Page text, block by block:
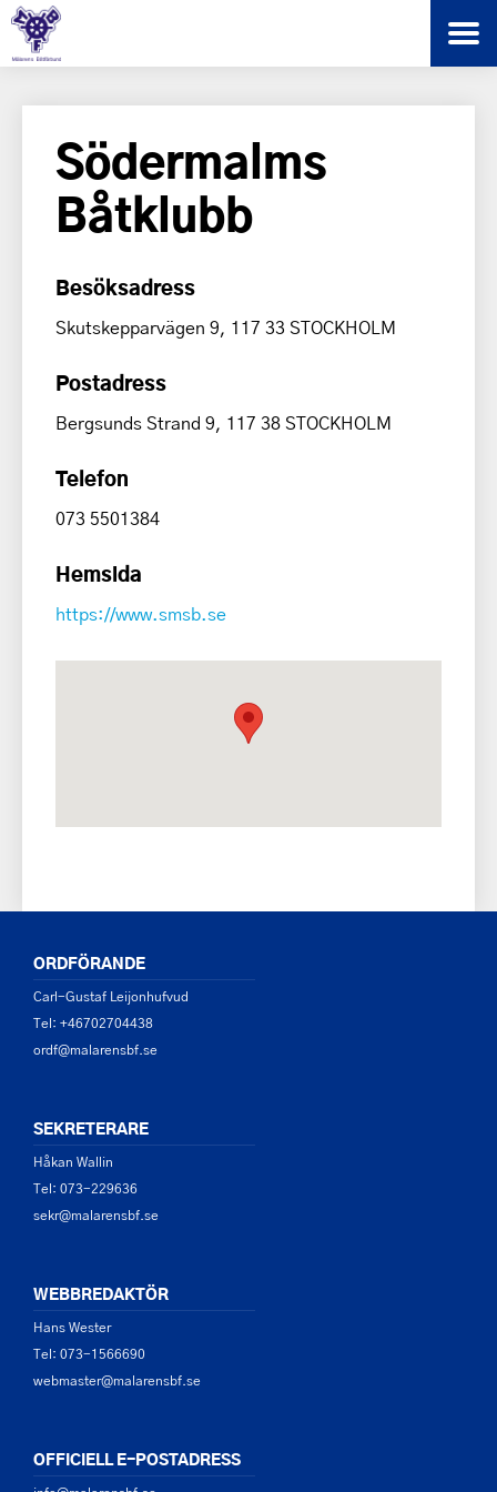
Södermalms
Båtklubb
Besöksadress
Skutskepparvägen 9, 117 33 STOCKHOLM
Postadress
Bergsunds Strand 9, 117 38 STOCKHOLM
Telefon
073 5501384
Hemsida
https://www.smsb.se
ORDFÖRANDE
Carl-Gustaf Leijonhufvud
Tel: +46702704438
ordf@malarensbf.se
SEKRETERARE
Håkan Wallin
Tel: 073-229636
sekr@malarensbf.se
WEBBREDAKTÖR
Hans Wester
Tel: 073-1566690
webmaster@malarensbf.se
OFFICIELL E-POSTADRESS